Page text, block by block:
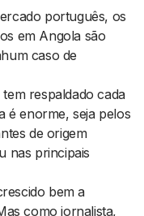
português, os
em Angola são
caso de
respaldado cada
é enorme, seja pelos
de origem
nas principais
bem a
como jornalista,